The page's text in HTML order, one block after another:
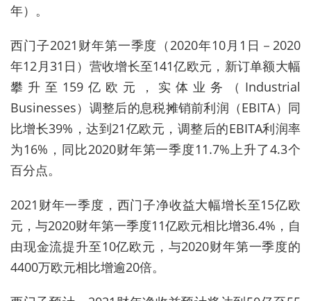
年）。
西门子2021财年第一季度（2020年10月1日－2020
年12月31日）营收增长至141亿欧元，新订单额大幅
攀升至159亿欧元，实体业务（Industrial
Businesses）调整后的息税摊销前利润（EBITA）同
比增长39%，达到21亿欧元，调整后的EBITA利润率
为16%，同比2020财年第一季度11.7%上升了4.3个
百分点。
2021财年一季度，西门子净收益大幅增长至15亿欧
元，与2020财年第一季度11亿欧元相比增36.4%，自
由现金流提升至10亿欧元，与2020财年第一季度的
4400万欧元相比增逾20倍。